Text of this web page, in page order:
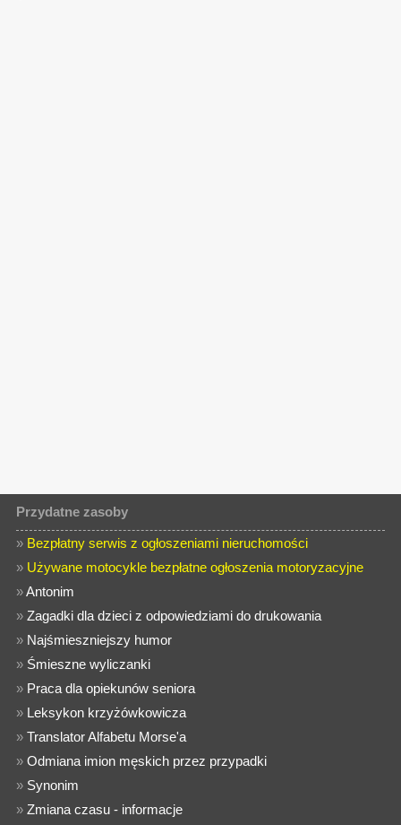
Przydatne zasoby
» Bezpłatny serwis z ogłoszeniami nieruchomości
» Używane motocykle bezpłatne ogłoszenia motoryzacyjne
»Antonim
»Zagadki dla dzieci z odpowiedziami do drukowania
» Najśmieszniejszy humor
» Śmieszne wyliczanki
» Praca dla opiekunów seniora
» Leksykon krzyżówkowicza
»Translator Alfabetu Morse'a
»Odmiana imion męskich przez przypadki
» Synonim
»Zmiana czasu - informacje